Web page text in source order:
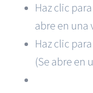
Haz clic
abre en una
Haz clic
(Se abre en
Recursos
Abogados Alicante
Servicios de